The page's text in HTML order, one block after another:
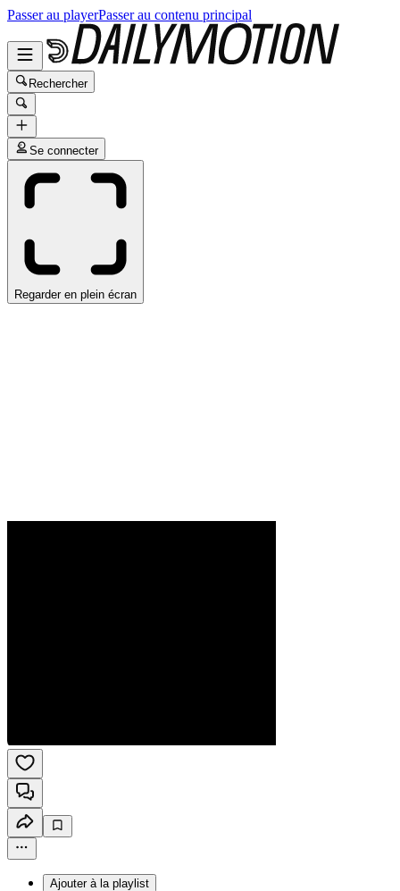
Passer au playerPasser au contenu principal
Rechercher
Se connecter
Regarder en plein écran
Ajouter à la playlist